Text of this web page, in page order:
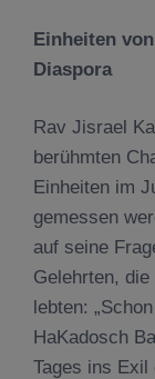
Einheiten
Diaspora
Rav Jisrael
berühmten
Einheiten im
gemessen
auf seine
Gelehrten,
lebten:
HaKadosch
Tages ins Exil